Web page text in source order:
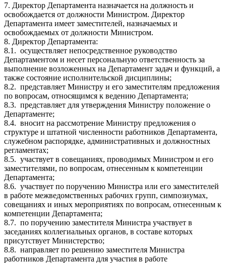
7. Директор Департамента назначается на должность и
освобождается от должности Министром. Директор
Департамента имеет заместителей, назначаемых и
освобождаемых от должности Министром.
8. Директор Департамента:
8.1. осуществляет непосредственное руководство
Департаментом и несет персональную ответственность за
выполнение возложенных на Департамент задач и функций, а
также состояние исполнительской дисциплины;
8.2. представляет Министру и его заместителям предложения
по вопросам, относящимся к ведению Департамента;
8.3. представляет для утверждения Министру положение о
Департаменте;
8.4. вносит на рассмотрение Министру предложения о
структуре и штатной численности работников Департамента,
служебном распорядке, административных и должностных
регламентах;
8.5. участвует в совещаниях, проводимых Министром и его
заместителями, по вопросам, отнесенным к компетенции
Департамента;
8.6. участвует по поручению Министра или его заместителей
в работе межведомственных рабочих групп, симпозиумах,
совещаниях и иных мероприятиях по вопросам, отнесенным к
компетенции Департамента;
8.7. по поручению заместителя Министра участвует в
заседаниях коллегиальных органов, в составе которых
присутствует Министерство;
8.8. направляет по решению заместителя Министра
работников Департамента для участия в работе